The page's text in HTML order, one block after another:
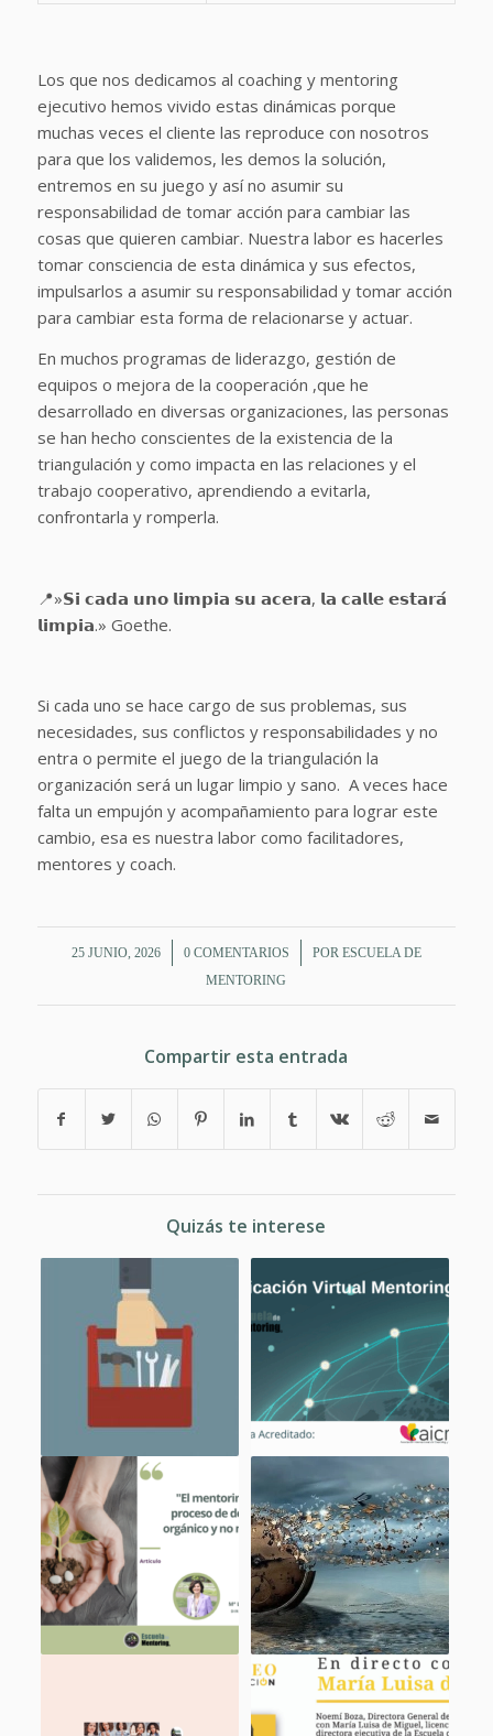
Los que nos dedicamos al coaching y mentoring
ejecutivo hemos vivido estas dinámicas porque
muchas veces el cliente las reproduce con nosotros
para que los validemos, les demos la solución,
entremos en su juego y así no asumir su
responsabilidad de tomar acción para cambiar las
cosas que quieren cambiar. Nuestra labor es hacerles
tomar consciencia de esta dinámica y sus efectos,
impulsarlos a asumir su responsabilidad y tomar acción
para cambiar esta forma de relacionarse y actuar.
En muchos programas de liderazgo, gestión de
equipos o mejora de la cooperación ,que he
desarrollado en diversas organizaciones, las personas
se han hecho conscientes de la existencia de la
triangulación y como impacta en las relaciones y el
trabajo cooperativo, aprendiendo a evitarla,
confrontarla y romperla.
📍»𝗦𝗶 𝗰𝗮𝗱𝗮 𝘂𝗻𝗼 𝗹𝗶𝗺𝗽𝗶𝗮 𝘀𝘂 𝗮𝗰𝗲𝗿𝗮, 𝗹𝗮 𝗰𝗮𝗹𝗹𝗲 𝗲𝘀𝘁𝗮𝗿𝗮́
𝗹𝗶𝗺𝗽𝗶𝗮.» Goethe.
Si cada uno se hace cargo de sus problemas, sus
necesidades, sus conflictos y responsabilidades y no
entra o permite el juego de la triangulación la
organización será un lugar limpio y sano. A veces hace
falta un empujón y acompañamiento para lograr este
cambio, esa es nuestra labor como facilitadores,
mentores y coach.
25 JUNIO, 2026
/ 0 COMENTARIOS
/ POR ESCUELA DE
MENTORING
Compartir esta entrada
Quizás te interese